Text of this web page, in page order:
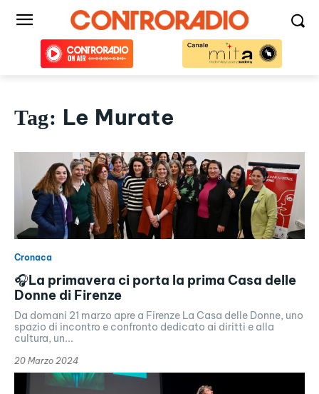
Tag: Le Murate
Cronaca
🎧La primavera ci porta la prima Casa delle
Donne di Firenze
Da domani 21 marzo apre a Firenze La Casa delle Donne, uno
spazio di incontro e confronto dedicato ai diritti e alla
cultura, un...
20 Marzo 2024